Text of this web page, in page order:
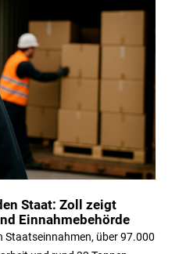
Staat: Zoll zeigt
Einnahmebehörde
Staatseinnahmen, über 97.000